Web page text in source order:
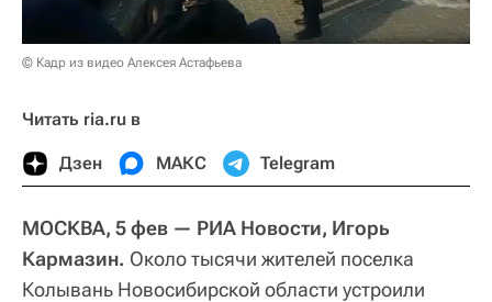
© Кадр из видео Алексея Астафьева
Читать ria.ru в
Дзен МАКС Telegram
МОСКВА, 5 фев — РИА Новости, Игорь
Кармазин. Около тысячи жителей поселка
Колывань Новосибирской области устроили